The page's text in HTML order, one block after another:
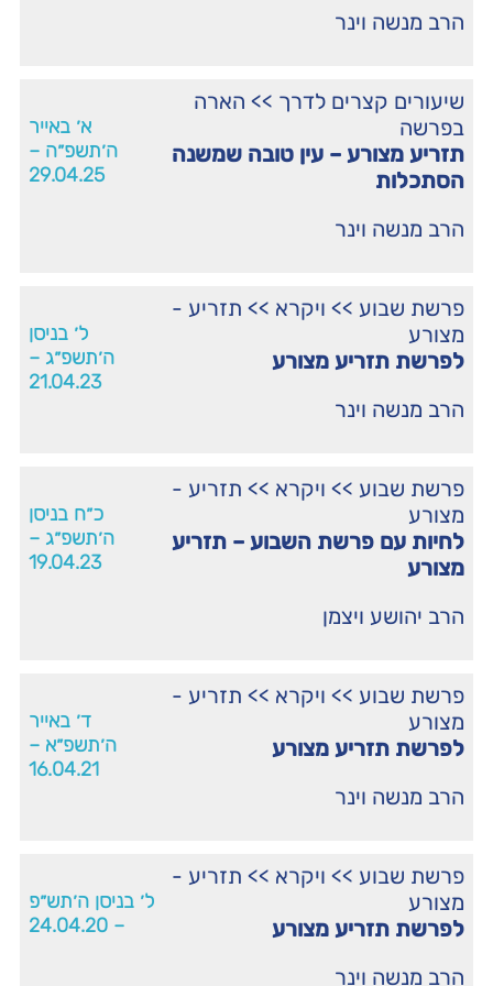
הרב מנשה וינר
שיעורים קצרים לדרך >> הארה
בפרשה
תזריע מצורע – עין טובה שמשנה
הסתכלות
הרב מנשה וינר
א׳ באייר
ה׳תשפ״ה –
29.04.25
פרשת שבוע >> ויקרא >> תזריע -
מצורע
לפרשת תזריע מצורע
הרב מנשה וינר
ל׳ בניסן
ה׳תשפ״ג –
21.04.23
פרשת שבוע >> ויקרא >> תזריע -
מצורע
לחיות עם פרשת השבוע – תזריע
מצורע
הרב יהושע ויצמן
כ״ח בניסן
ה׳תשפ״ג –
19.04.23
פרשת שבוע >> ויקרא >> תזריע -
מצורע
לפרשת תזריע מצורע
הרב מנשה וינר
ד׳ באייר
ה׳תשפ״א –
16.04.21
פרשת שבוע >> ויקרא >> תזריע -
מצורע
לפרשת תזריע מצורע
הרב מנשה וינר
ל׳ בניסן ה׳תש״פ
– 24.04.20